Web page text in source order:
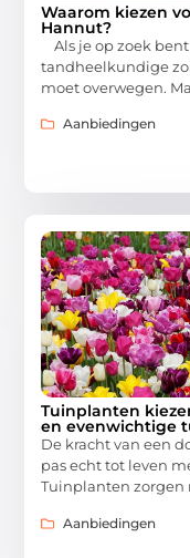
Waarom kiezen
Hannut?
Als je op zoek
tandheelkundige
moet overwegen.
Aanbiedingen
Tuinplanten
en evenwichtige
De kracht van een
pas echt tot leven
Tuinplanten zorgen
Aanbiedingen